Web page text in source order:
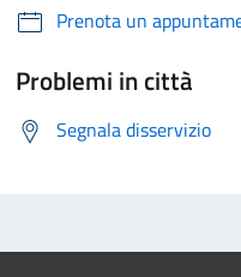
Prenota un
Problemi in città
Segnala disservizio